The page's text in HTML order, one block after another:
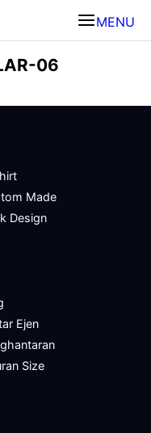
MENU
06
Made
Design
Ejen
Size